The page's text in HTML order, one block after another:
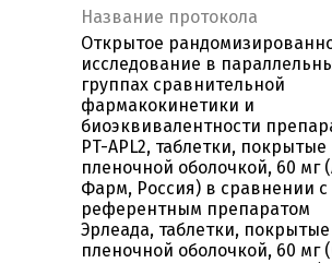
Название протокола
Открытое
исследование в
группах сравнительной
фармакокинетики и
биоэквивалентности
PT-APL2, таблетки, покрытые
пленочной оболочкой, 60 мг
Фарм, Россия) в сравнении с
референтным препаратом
Эрлеада, таблетки, покрытые
пленочной оболочкой, 60 мг